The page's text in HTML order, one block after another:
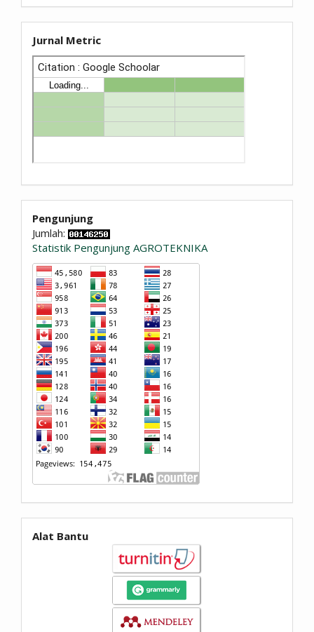
Jurnal Metric
Pengunjung
Jumlah:
Statistik Pengunjung AGROTEKNIKA
Alat Bantu